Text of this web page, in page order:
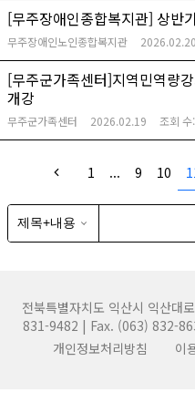
[무주장애인종합복지관] 상반
무주장애인노인종합복지관 2026.02.20
[무주군가족센터]지역민역량
개강
무주군가족센터 2026.02.19 조회 수:
1 ... 9 10
전북특별자치도 익산시 익산
831-9482 | Fax. (063) 832-
개인정보처리방침
이